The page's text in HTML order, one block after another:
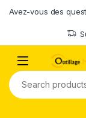
Avez-vous des
Search for: